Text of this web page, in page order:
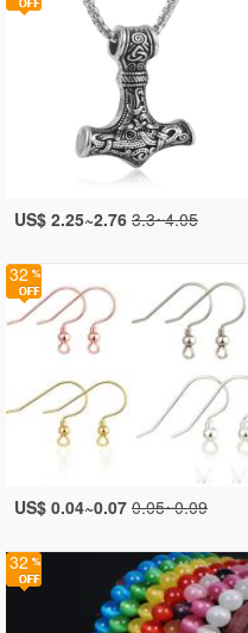
US$ 2.25~2.76 3.3~4.05
32
US$ 0.04~0.07 0.05~0.09
32